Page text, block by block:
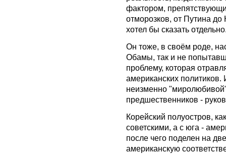
фактором,
отморозков, от Путина
хотел бы сказать
Он тоже, в своём роде,
Обамы, так и не
проблему, которая
американских политиков.
неизменно
предшественников -
Корейский полуостров,
советскими, а с юга -
после чего поделен на
американскую